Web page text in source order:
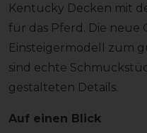
Kentucky Decken mit
für das Pferd. Die neue
Einsteigermodell zum
sind echte
gestalteten Details.
Auf einen Blick